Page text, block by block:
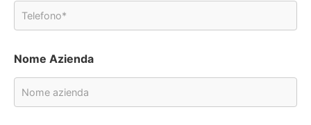
Nome Azienda